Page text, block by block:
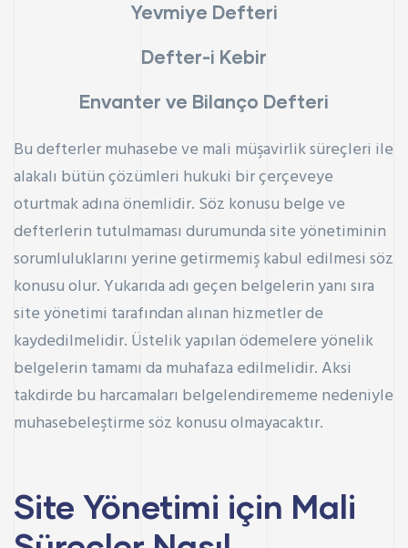
Yevmiye Defteri
Defter-i Kebir
Envanter ve Bilanço Defteri
Bu defterler muhasebe ve mali müşavirlik süreçleri ile
alakalı bütün çözümleri hukuki bir çerçeveye
oturtmak adına önemlidir. Söz konusu belge ve
defterlerin tutulmaması durumunda site yönetiminin
sorumluluklarını yerine getirmemiş kabul edilmesi söz
konusu olur. Yukarıda adı geçen belgelerin yanı sıra
site yönetimi tarafından alınan hizmetler de
kaydedilmelidir. Üstelik yapılan ödemelere yönelik
belgelerin tamamı da muhafaza edilmelidir. Aksi
takdirde bu harcamaları belgelendirememe nedeniyle
muhasebeleştirme söz konusu olmayacaktır.
Site Yönetimi için Mali